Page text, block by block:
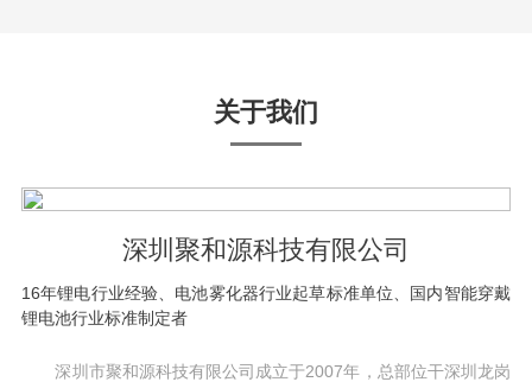
关于我们
深圳聚和源科技有限公司
16年锂电行业经验、电池雾化器行业起草标准单位、国内智能穿戴
锂电池行业标准制定者
深圳市聚和源科技有限公司成立于2007年，总部位干深圳龙岗